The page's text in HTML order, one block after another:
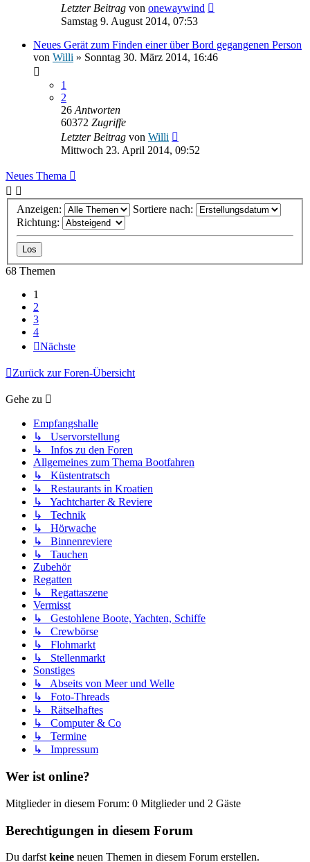
Letzter Beitrag von onewaywind
Samstag 9. August 2014, 07:53
Neues Gerät zum Finden einer über Bord gegangenen Person
von Willi » Sonntag 30. März 2014, 16:46
1
2
26 Antworten
60372 Zugriffe
Letzter Beitrag von Willi
Mittwoch 23. April 2014, 09:52
Neues Thema
Anzeigen:
Sortiere nach:
Richtung:
68 Themen
1
2
3
4
Nächste
Zurück zur Foren-Übersicht
Gehe zu
Empfangshalle
↳ Uservorstellung
↳ Infos zu den Foren
Allgemeines zum Thema Bootfahren
↳ Küstentratsch
↳ Restaurants in Kroatien
↳ Yachtcharter & Reviere
↳ Technik
↳ Hörwache
↳ Binnenreviere
↳ Tauchen
Zubehör
Regatten
↳ Regattaszene
Vermisst
↳ Gestohlene Boote, Yachten, Schiffe
↳ Crewbörse
↳ Flohmarkt
↳ Stellenmarkt
Sonstiges
↳ Abseits von Meer und Welle
↳ Foto-Threads
↳ Rätselhaftes
↳ Computer & Co
↳ Termine
↳ Impressum
Wer ist online?
Mitglieder in diesem Forum: 0 Mitglieder und 2 Gäste
Berechtigungen in diesem Forum
Du darfst keine neuen Themen in diesem Forum erstellen.